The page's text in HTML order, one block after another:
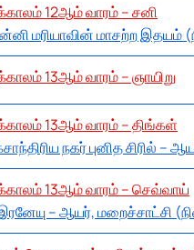
12ஆம் வாரம் – சனி
மரியாவின் மாசற்ற இதயம்
13ஆம் வாரம் – ஞாயிறு
13ஆம் வாரம் – திங்கள்
நகர் புனித சிரில் –
13ஆம் வாரம் – செவ்வாய்
– ஆயர், மறைச்சாட்சி